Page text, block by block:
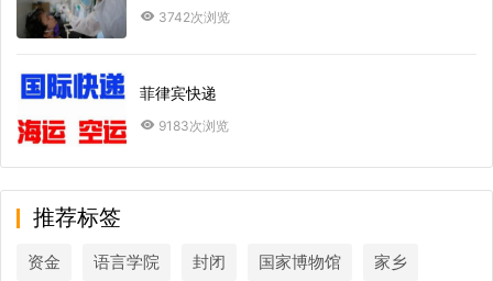
3742次浏览
菲律宾快递
9183次浏览
推荐标签
资金 语言学院 封闭 国家博物馆 家乡